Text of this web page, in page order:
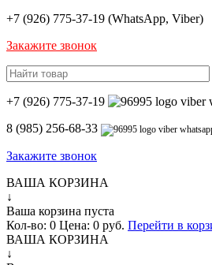
+7 (926) 775-37-19 (WhatsApp, Viber)
Закажите звонок
+7 (926) 775-37-19
8 (985) 256-68-33
Закажите звонок
ВАША КОРЗИНА
↓
Ваша корзина пуста
Кол-во: 0 Цена: 0 руб. Перейти в
ВАША КОРЗИНА
↓